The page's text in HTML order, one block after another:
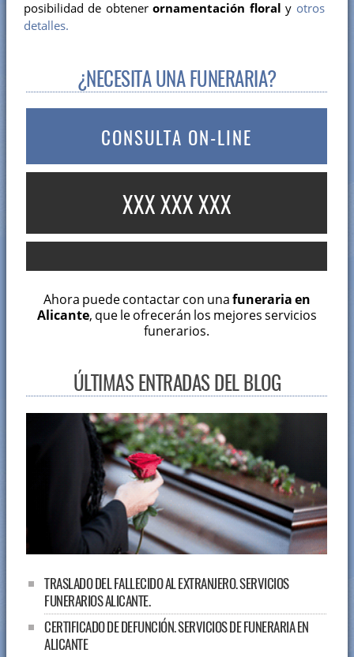
posibilidad de obtenerornamentación floral y otros
detalles.
¿NECESITA UNA FUNERARIA?
CONSULTA ON-LINE
XXX XXX XXX
Ahora puede contactar con unafuneraria en
Alicante, que le ofrecerán los mejores servicios
funerarios.
ÚLTIMAS ENTRADAS DEL BLOG
TRASLADO DEL FALLECIDO AL EXTRANJERO. SERVICIOS
FUNERARIOS ALICANTE.
CERTIFICADO DE DEFUNCIÓN. SERVICIOS DE FUNERARIA EN
ALICANTE